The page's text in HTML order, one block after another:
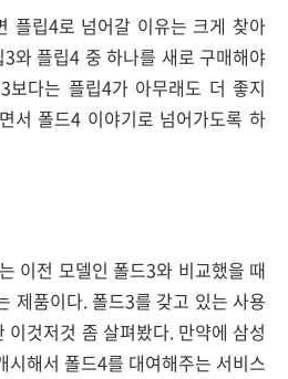
플립4로 넘어갈 이유는 크게 찾아
와 플립4 중 하나를 새로 구매해야
보다는 플립4가 아무래도 더 좋지
서 폴드4 이야기로 넘어가도록 하
이전 모델인 폴드3와 비교했을 때
제품이다. 폴드3를 갖고 있는 사용
이것저것 좀 살펴봤다. 만약에 삼성
시해서 폴드4를 대여해주는 서비스